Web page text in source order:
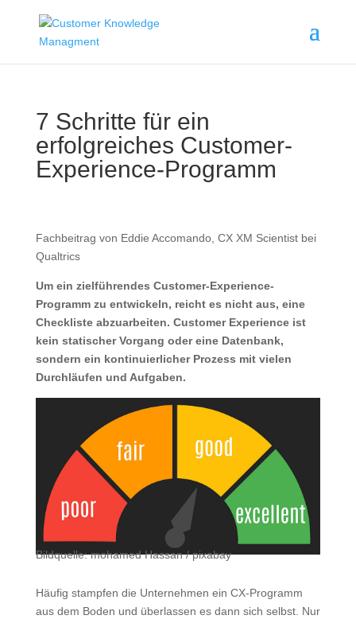
7 Schritte für ein
erfolgreiches Customer-
Experience-Programm
Fachbeitrag von Eddie Accomando, CX XM Scientist bei
Qualtrics
Um ein zielführendes Customer-Experience-
Programm zu entwickeln, reicht es nicht aus, eine
Checkliste abzuarbeiten. Customer Experience ist
kein statischer Vorgang oder eine Datenbank,
sondern ein kontinuierlicher Prozess mit vielen
Durchläufen und Aufgaben.
Bildquelle: mohamed Hassan / pixabay
Häufig stampfen die Unternehmen ein CX-Programm
aus dem Boden und überlassen es dann sich selbst. Nur